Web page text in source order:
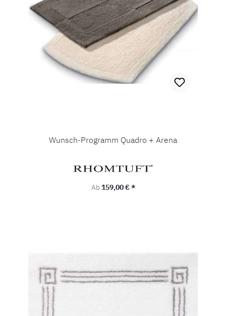
Wunsch-Programm Quadro + Arena
Regulärer Preis:
Ab159,00 € *